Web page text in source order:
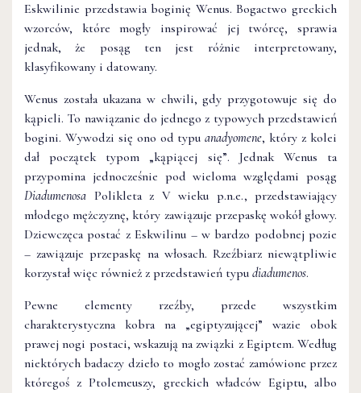
Eskwilinie przedstawia boginię Wenus. Bogactwo greckich
wzorców, które mogły inspirować jej twórcę, sprawia
jednak, że posąg ten jest różnie interpretowany,
klasyfikowany i datowany.
Wenus została ukazana w chwili, gdy przygotowuje się do
kąpieli. To nawiązanie do jednego z typowych przedstawień
bogini. Wywodzi się ono od typuanadyomene, który z kolei
dał początek typom „kąpiącej się”. Jednak Wenus ta
przypomina jednocześnie pod wieloma względami posąg
Diadumenosa Polikleta z V wieku p.n.e., przedstawiający
młodego mężczyznę, który zawiązuje przepaskę wokół głowy.
Dziewczęca postać z Eskwilinu – w bardzo podobnej pozie
– zawiązuje przepaskę na włosach. Rzeźbiarz niewątpliwie
korzystał więc również z przedstawień typu diadumenos.
Pewne elementy rzeźby, przede wszystkim
charakterystyczna kobra na „egiptyzującej” wazie obok
prawej nogi postaci, wskazują na związki z Egiptem. Według
niektórych badaczy dzieło to mogło zostać zamówione przez
któregoś z Ptolemeuszy, greckich władców Egiptu, albo